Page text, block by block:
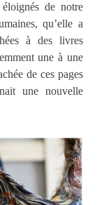
de notre
qu’elle a
à des livres
une à une
de ces pages
une nouvelle